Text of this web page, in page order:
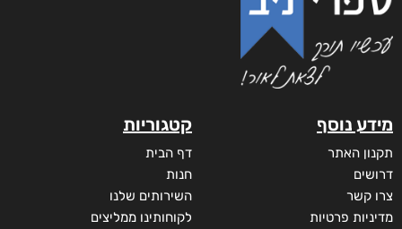
מידע נוסף
תקנון האתר
דרושים
צרו קשר
מדיניות פרטיות
קטגוריות
דף הבית
חנות
השירותים שלנו
לקוחותינו ממליצים